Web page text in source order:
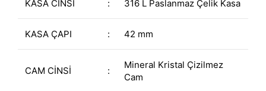
KASA CİNSİ : 316 L Paslanmaz Çelik Kasa
KASA ÇAPI : 42 mm
CAM CİNSİ :
Mineral Kristal Çizilmez
Cam